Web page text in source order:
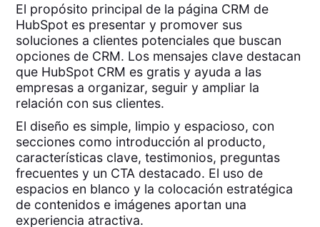
El propósito principal de la página CRM de
HubSpot es presentar y promover sus
soluciones a clientes potenciales que buscan
opciones de CRM. Los mensajes clave destacan
que HubSpot CRM es gratis y ayuda a las
empresas a organizar, seguir y ampliar la
relación con sus clientes.
El diseño es simple, limpio y espacioso, con
secciones como introducción al producto,
características clave, testimonios, preguntas
frecuentes y un CTA destacado. El uso de
espacios en blanco y la colocación estratégica
de contenidos e imágenes aportan una
experiencia atractiva.